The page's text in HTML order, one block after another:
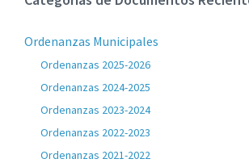
Ordenanzas Municipales
Ordenanzas 2025-2026
Ordenanzas 2024-2025
Ordenanzas 2023-2024
Ordenanzas 2022-2023
Ordenanzas 2021-2022